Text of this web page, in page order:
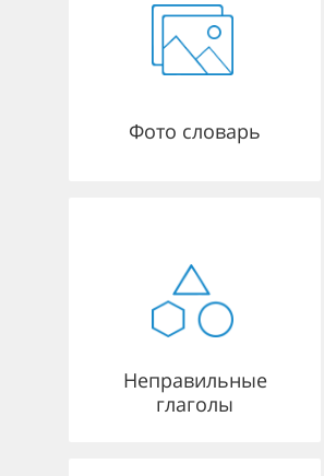
Фото словарь
Неправильные
глаголы